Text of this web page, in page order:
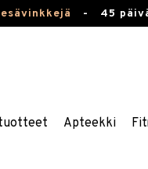
- 45
Apteekki